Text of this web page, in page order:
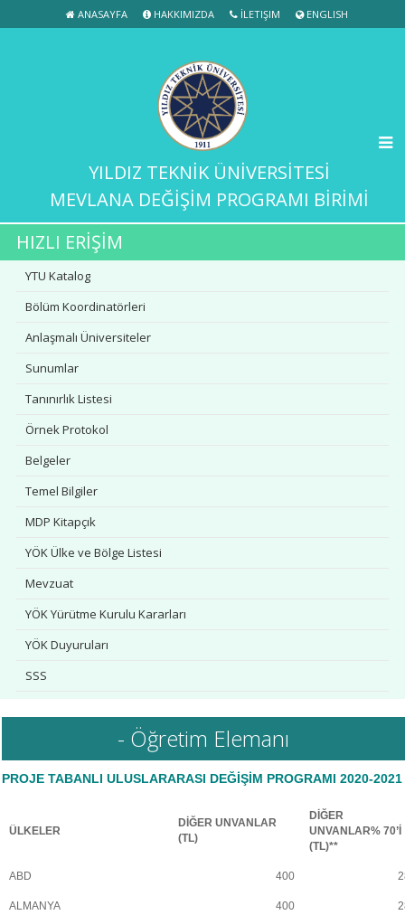
ANASAYFA HAKKIMIZDA İLETIŞIM ENGLISH
YILDIZ TEKNİK ÜNİVERSİTESİ
MEVLANA DEĞİŞİM PROGRAMI BİRİMİ
HIZLI ERİŞİM
YTU Katalog
Bölüm Koordinatörleri
Anlaşmalı Üniversiteler
Sunumlar
Tanınırlık Listesi
Örnek Protokol
Belgeler
Temel Bilgiler
MDP Kitapçık
YÖK Ülke ve Bölge Listesi
Mevzuat
YÖK Yürütme Kurulu Kararları
YÖK Duyuruları
SSS
- Öğretim Elemanı
PROJE TABANLI ULUSLARARASI DEĞİŞİM PROGRAMI 2020-2021
ÜLKELER
DİĞER UNVANLAR
(TL)
DİĞER
UNVANLAR% 70’İ
(TL)**
ABD 400
ALMANYA 400